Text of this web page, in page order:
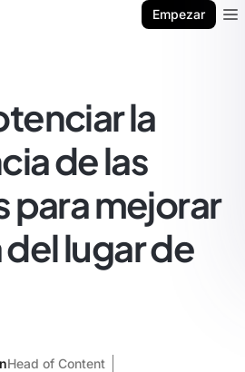
Empezar
la
de las
para mejorar
lugar de
Head of Content